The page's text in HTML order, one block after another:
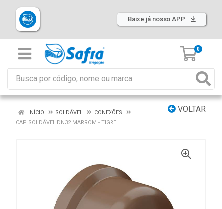
Baixe já nosso APP
0
VOLTAR
INÍCIO SOLDÁVEL
CONEXÕES
CAP SOLDÁVEL DN32 MARROM - TIGRE